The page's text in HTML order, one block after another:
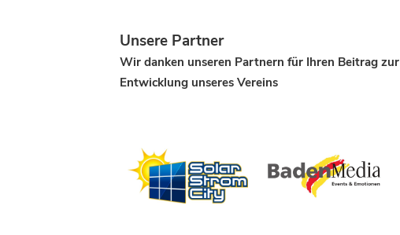
Unsere Partner
Wir danken unseren Partnern für Ihren Beitrag zur
Entwicklung unseres Vereins